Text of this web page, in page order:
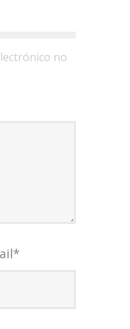
no
*